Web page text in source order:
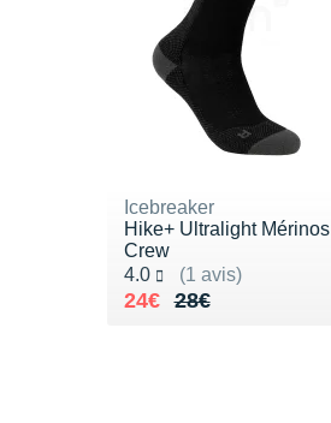
Icebreaker
Hike+ Ultralight Mérinos
Crew
4.0
(1 avis)
Noté 4.0 sur 5
28€
Au lieu de 28€
24€
Vendu 24€